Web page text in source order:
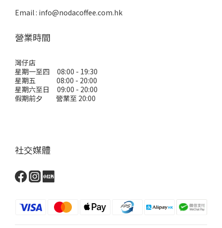
Email : info@nodacoffee.com.hk
營業時間
灣仔店
星期一至四 08:00 - 19:30
星期五 08:00 - 20:00
星期六至日 09:00 - 20:00
假期前夕 營業至 20:00
社交媒體